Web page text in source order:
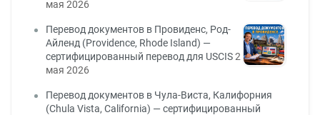
мая 2026
Перевод документов в Провиденс, Род-
Айленд (Providence, Rhode Island) —
сертифицированный перевод для USCIS2
мая 2026
Перевод документов в Чула-Виста, Калифорния
(Chula Vista, California) — сертифицированный